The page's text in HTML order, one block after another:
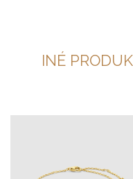
INÉ